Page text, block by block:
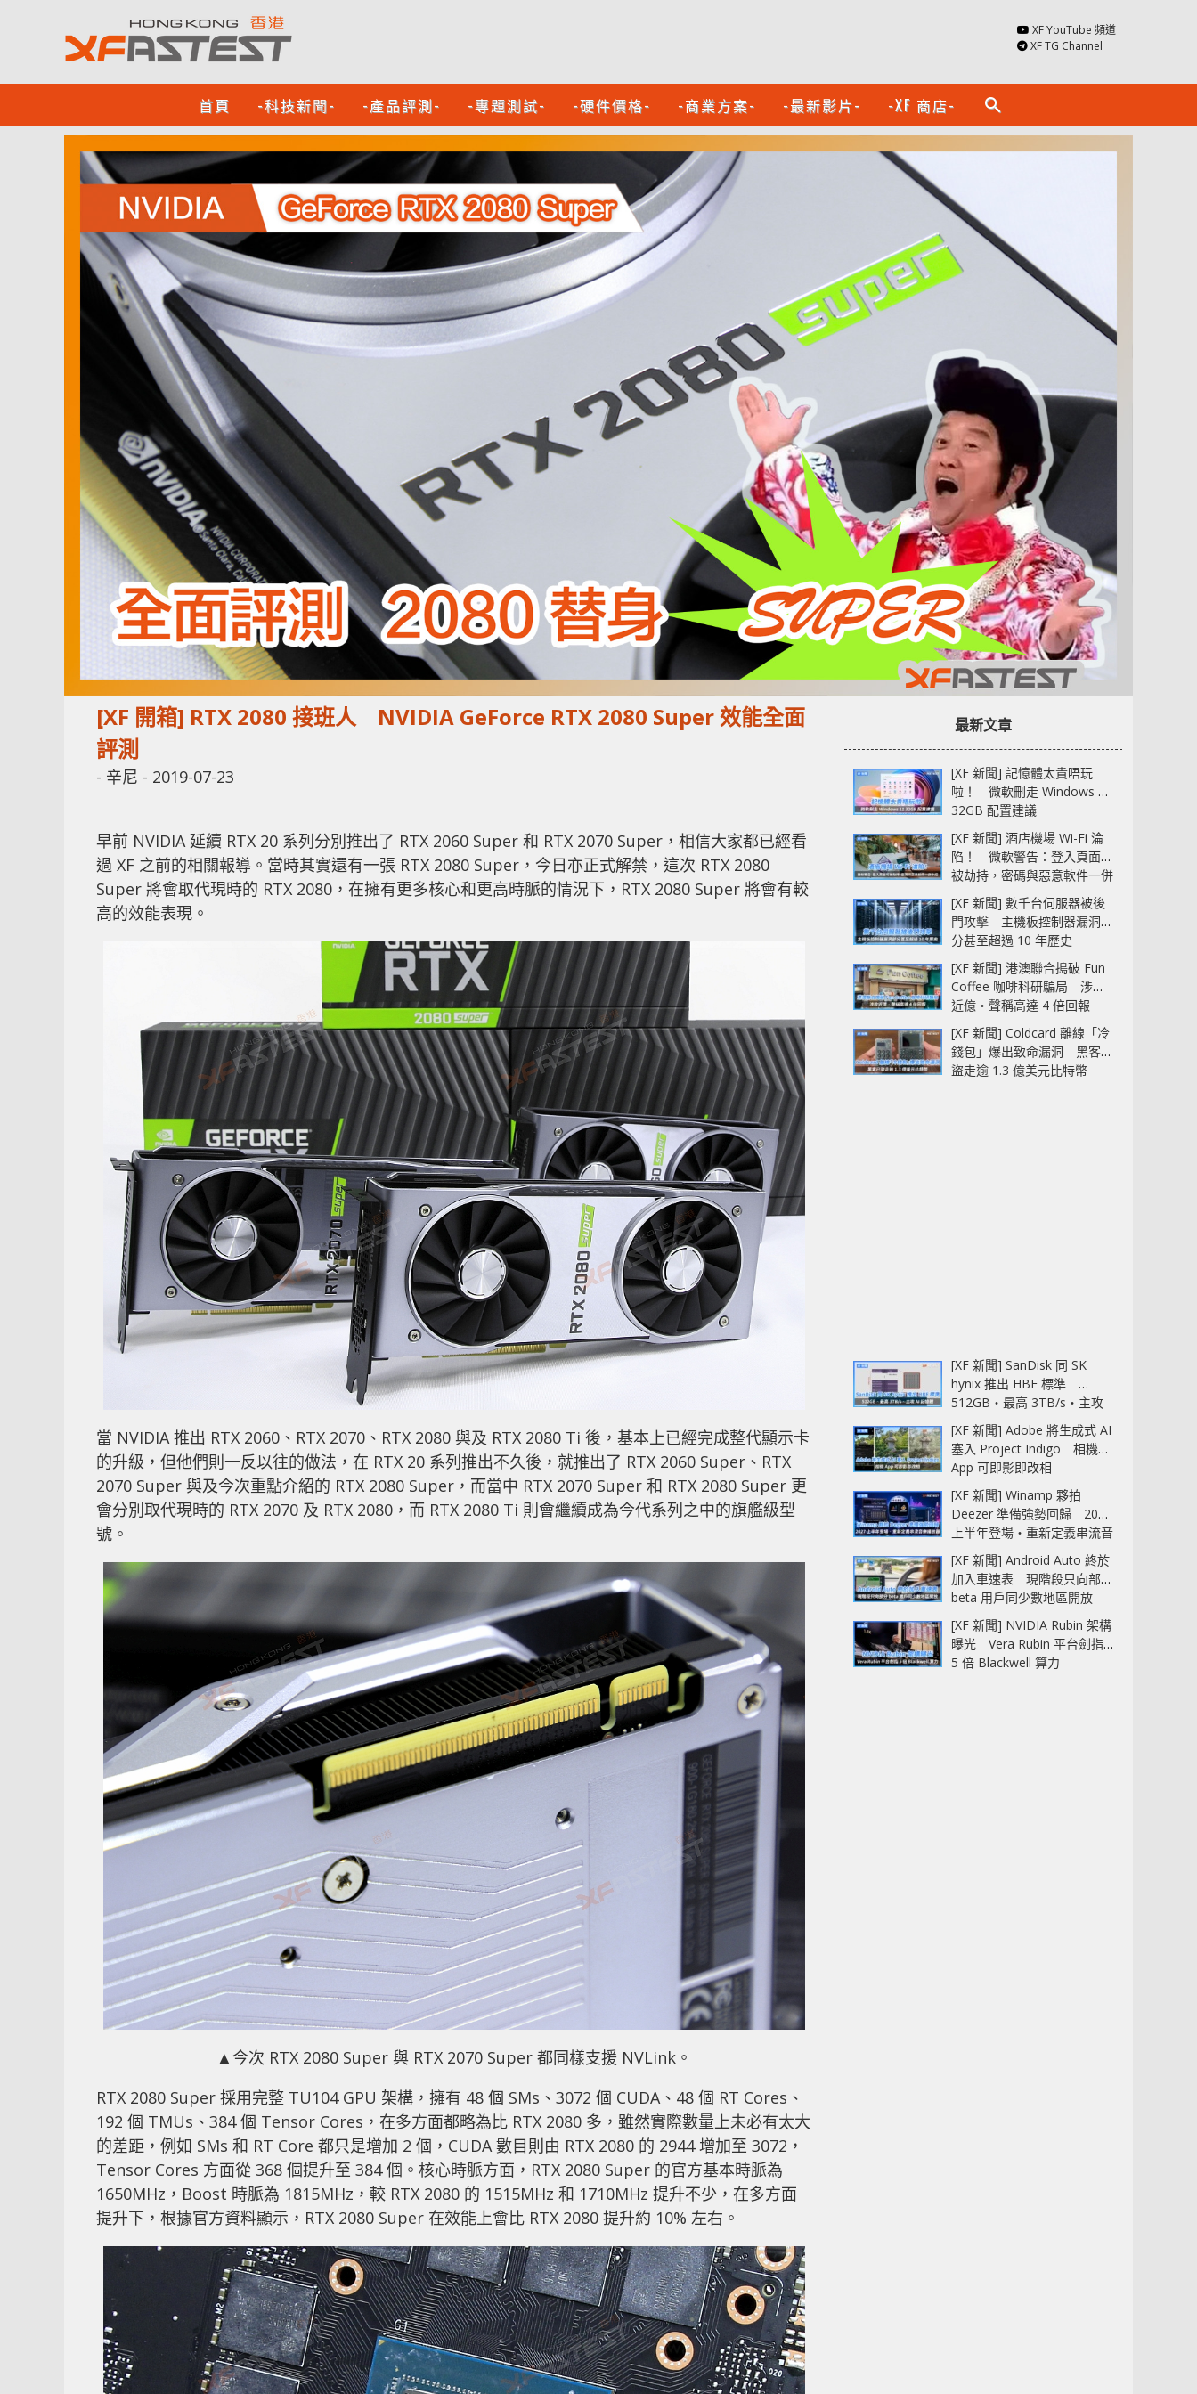
XF YouTube 頻道
XF TG Channel
首頁 -科技新聞- -產品評測- -專題測試- -硬件價格- -商業方案- -最新影片- -XF 商店- search
[XF 開箱] RTX 2080 接班人 NVIDIA GeForce RTX 2080 Super 效能全面
評測
- 辛尼 - 2019-07-23
早前 NVIDIA 延續 RTX 20 系列分別推出了 RTX 2060 Super 和 RTX 2070 Super，相信大家都已經看
過 XF 之前的相關報導。當時其實還有一張 RTX 2080 Super，今日亦正式解禁，這次 RTX 2080
Super 將會取代現時的 RTX 2080，在擁有更多核心和更高時脈的情況下，RTX 2080 Super 將會有較
高的效能表現。
當 NVIDIA 推出 RTX 2060、RTX 2070、RTX 2080 與及 RTX 2080 Ti 後，基本上已經完成整代顯示卡
的升級，但他們則一反以往的做法，在 RTX 20 系列推出不久後，就推出了 RTX 2060 Super、RTX
2070 Super 與及今次重點介紹的 RTX 2080 Super，而當中 RTX 2070 Super 和 RTX 2080 Super 更
會分別取代現時的 RTX 2070 及 RTX 2080，而 RTX 2080 Ti 則會繼續成為今代系列之中的旗艦級型
號。
▲今次 RTX 2080 Super 與 RTX 2070 Super 都同樣支援 NVLink。
RTX 2080 Super 採用完整 TU104 GPU 架構，擁有 48 個 SMs、3072 個 CUDA、48 個 RT Cores、
192 個 TMUs、384 個 Tensor Cores，在多方面都略為比 RTX 2080 多，雖然實際數量上未必有太大
的差距，例如 SMs 和 RT Core 都只是增加 2 個，CUDA 數目則由 RTX 2080 的 2944 增加至 3072，
Tensor Cores 方面從 368 個提升至 384 個。核心時脈方面，RTX 2080 Super 的官方基本時脈為
1650MHz，Boost 時脈為 1815MHz，較 RTX 2080 的 1515MHz 和 1710MHz 提升不少，在多方面
提升下，根據官方資料顯示，RTX 2080 Super 在效能上會比 RTX 2080 提升約 10% 左右。
最新文章
[XF 新聞] 記憶體太貴唔玩
啦！ 微軟刪走 Windows 11
32GB 配置建議
[XF 新聞] 酒店機場 Wi-Fi 淪
陷！ 微軟警告：登入頁面可
被劫持，密碼與惡意軟件一併
中招
[XF 新聞] 數千台伺服器被後
門攻擊 主機板控制器漏洞部
分甚至超過 10 年歷史
[XF 新聞] 港澳聯合搗破 Fun
Coffee 咖啡科研騙局 涉款
近億‧聲稱高達 4 倍回報
[XF 新聞] Coldcard 離線「冷
錢包」爆出致命漏洞 黑客已
盜走逾 1.3 億美元比特幣
[XF 新聞] SanDisk 同 SK
hynix 推出 HBF 標準
512GB‧最高 3TB/s‧主攻
AI 記憶體
[XF 新聞] Adobe 將生成式 AI
塞入 Project Indigo 相機
App 可即影即改相
[XF 新聞] Winamp 夥拍
Deezer 準備強勢回歸 2027
上半年登場‧重新定義串流音
樂播放器
[XF 新聞] Android Auto 終於
加入車速表 現階段只向部分
beta 用戶同少數地區開放
[XF 新聞] NVIDIA Rubin 架構
曝光 Vera Rubin 平台劍指
5 倍 Blackwell 算力